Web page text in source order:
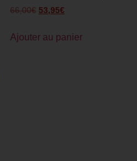
66,00€ 53,95€
Ajouter au panier